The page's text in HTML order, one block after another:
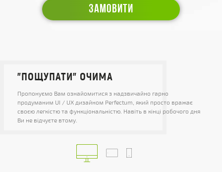
ЗАМОВИТИ
"ПОЩУПАТИ" ОЧИМА
Пропонуємо Вам ознайомитися з надзвичайно гарно
продуманим UI / UX дизайном Perfectum, який просто вражає
своєю легкістю та функціональністю. Навіть в кінці робочого дня
Ви не відчуєте втому.